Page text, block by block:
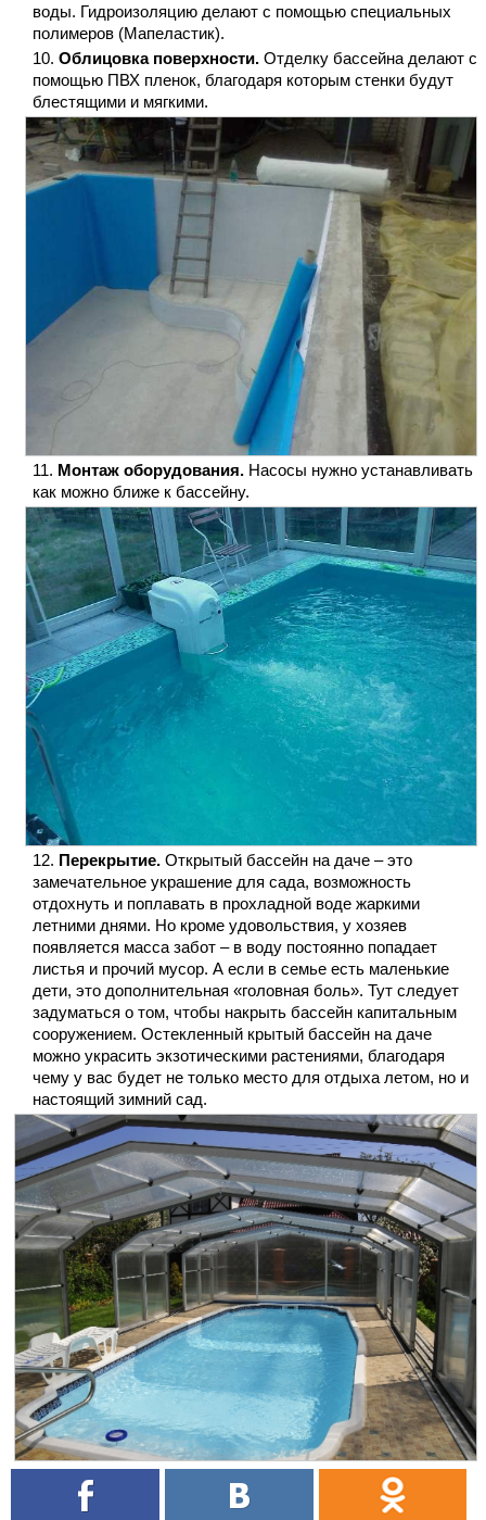
воды. Гидроизоляцию делают с помощью специальных
полимеров (Мапеластик).
Облицовка поверхности. Отделку бассейна делают с
помощью ПВХ пленок, благодаря которым стенки будут
блестящими и мягкими.
Монтаж оборудования. Насосы нужно устанавливать
как можно ближе к бассейну.
Перекрытие. Открытый бассейн на даче – это
замечательное украшение для сада, возможность
отдохнуть и поплавать в прохладной воде жаркими
летними днями. Но кроме удовольствия, у хозяев
появляется масса забот – в воду постоянно попадает
листья и прочий мусор. А если в семье есть маленькие
дети, это дополнительная «головная боль». Тут следует
задуматься о том, чтобы накрыть бассейн капитальным
сооружением. Остекленный крытый бассейн на даче
можно украсить экзотическими растениями, благодаря
чему у вас будет не только место для отдыха летом, но и
настоящий зимний сад.